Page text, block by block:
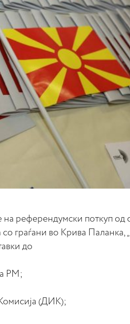
на референдумски поткуп од
граѓани во Крива Паланка,
до
РМ;
(ДИК);